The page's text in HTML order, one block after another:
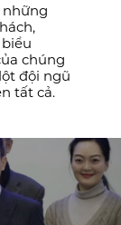
những
chúng
đội ngũ
tất cả.